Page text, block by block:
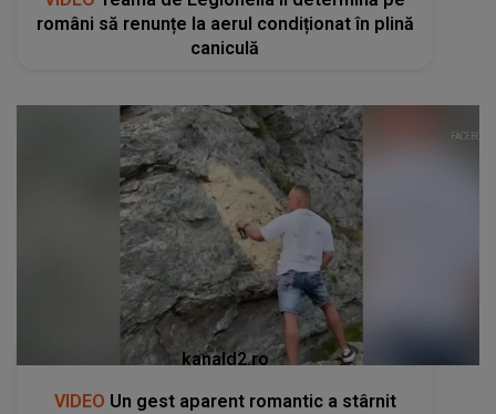
români să renunțe la aerul condiționat în plină
caniculă
kanald2.ro
VIDEO Un gest aparent romantic a stârnit